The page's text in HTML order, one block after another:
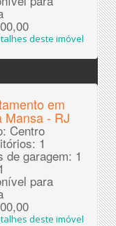
deste imóvel
em
Mansa - RJ
Centro
1
de garagem: 1
para
deste imóvel